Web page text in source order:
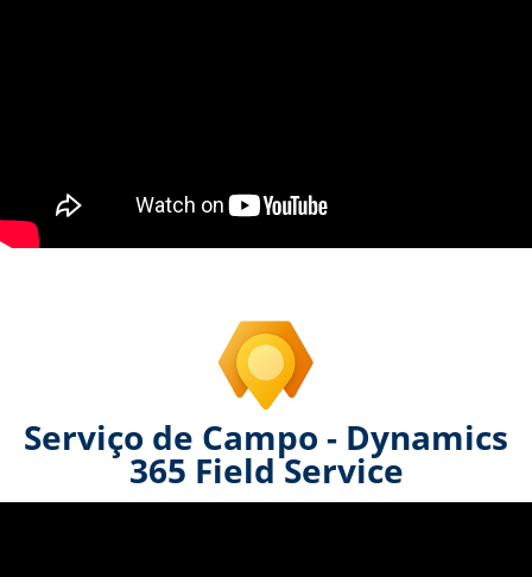
Serviço de Campo - Dynamics
365 Field Service